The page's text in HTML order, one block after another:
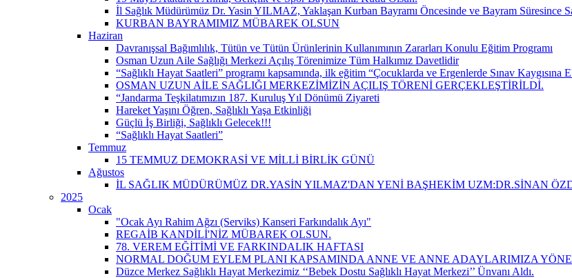
İl Sağlık Müdürümüz Dr. Yasin YILMAZ, Yaklaşan Kurban Bayramı Öncesinde ve Bayram Süresince
KURBAN BAYRAMIMIZ MÜBAREK OLSUN
Haziran
Davranışsal Bağımlılık, Tütün ve Tütün Ürünlerinin Kullanımının Zararları Konulu Eğitim Programı
Osman Uzun Aile Sağlığı Merkezi Açılış Törenimize Tüm Halkımız Davetlidir
“Sağlıklı Hayat Saatleri” programı kapsamında, ilk eğitim “Çocuklarda ve Ergenlerde Sınav Kaygısına
OSMAN UZUN AİLE SAĞLIĞI MERKEZİMİZİN AÇILIŞ TÖRENİ GERÇEKLEŞTİRİLDİ.
“Jandarma Teşkilatımızın 187. Kuruluş Yıl Dönümü Ziyareti
Hareket Yaşını Öğren, Sağlıklı Yaşa Etkinliği
Güçlü İş Birliği, Sağlıklı Gelecek!!!
“Sağlıklı Hayat Saatleri”
Temmuz
15 TEMMUZ DEMOKRASİ VE MİLLİ BİRLİK GÜNÜ
Ağustos
İL SAĞLIK MÜDÜRÜMÜZ DR.YASİN YILMAZ'DAN YENİ BAŞHEKİM UZM:DR.SİNAN
2025
Ocak
"Ocak Ayı Rahim Ağzı (Serviks) Kanseri Farkındalık Ayı"
REGAİB KANDİLİ'NİZ MÜBAREK OLSUN.
78. VEREM EĞİTİMİ VE FARKINDALIK HAFTASI
NORMAL DOĞUM EYLEM PLANI KAPSAMINDA ANNE VE ANNE ADAYLARIMIZA
Düzce Merkez Sağlıklı Hayat Merkezimiz ‘‘Bebek Dostu Sağlıklı Hayat Merkezi’’ Ünvanı Aldı.